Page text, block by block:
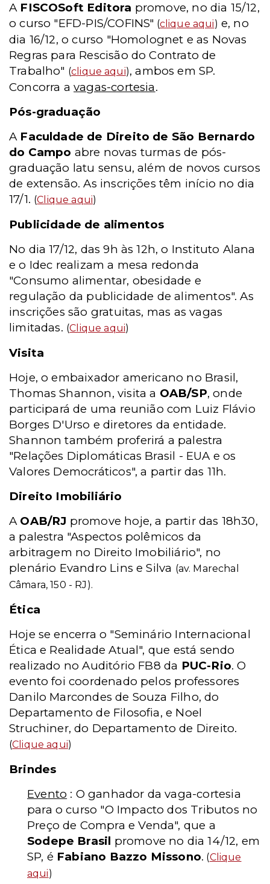
A FISCOSoft Editora promove, no dia 15/12,
o curso "EFD-PIS/COFINS" (clique aqui) e, no
dia 16/12, o curso "Homolognet e as Novas
Regras para Rescisão do Contrato de
Trabalho" (clique aqui), ambos em SP.
Concorra avagas-cortesia.
Pós-graduação
A Faculdade de Direito de São Bernardo
do Campo abre novas turmas de pós-
graduação latu sensu, além de novos cursos
de extensão. As inscrições têm início no dia
17/1. (Clique aqui)
Publicidade de alimentos
No dia 17/12, das 9h às 12h, o Instituto Alana
e o Idec realizam a mesa redonda
"Consumo alimentar, obesidade e
regulação da publicidade de alimentos". As
inscrições são gratuitas, mas as vagas
limitadas. (Clique aqui)
Visita
Hoje, o embaixador americano no Brasil,
Thomas Shannon, visita a OAB/SP, onde
participará de uma reunião com Luiz Flávio
Borges D'Urso e diretores da entidade.
Shannon também proferirá a palestra
"Relações Diplomáticas Brasil - EUA e os
Valores Democráticos", a partir das 11h.
Direito Imobiliário
AOAB/RJ promove hoje, a partir das 18h30,
a palestra "Aspectos polêmicos da
arbitragem no Direito Imobiliário", no
plenário Evandro Lins e Silva (av. Marechal
Câmara, 150 - RJ).
Ética
Hoje se encerra o "Seminário Internacional
Ética e Realidade Atual", que está sendo
realizado no Auditório FB8 da PUC-Rio. O
evento foi coordenado pelos professores
Danilo Marcondes de Souza Filho, do
Departamento de Filosofia, e Noel
Struchiner, do Departamento de Direito.
(Clique aqui)
Brindes
Evento : O ganhador da vaga-cortesia
para o curso "O Impacto dos Tributos no
Preço de Compra e Venda", que a
Sodepe Brasil promove no dia 14/12, em
SP, é Fabiano Bazzo Missono. (Clique
aqui)